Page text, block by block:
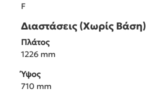
F
Διαστάσεις (Χωρίς Βάση)
Πλάτος
1226 mm
Ύψος
710 mm